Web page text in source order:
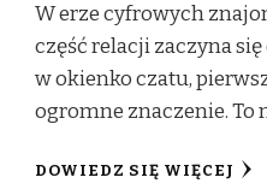
W erze cyfrowych
część relacji zaczyna
w okienko czatu,
ogromne znaczenie. To
DOWIEDZ SIĘ WIĘCEJ